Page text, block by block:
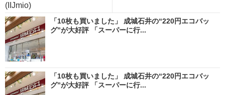
(IIJmio)
「10枚も買いました」 成城石井の“220円エコバッ
グ”が大好評 「スーパーに行...
「10枚も買いました」 成城石井の“220円エコバッ
グ”が大好評 「スーパーに行...